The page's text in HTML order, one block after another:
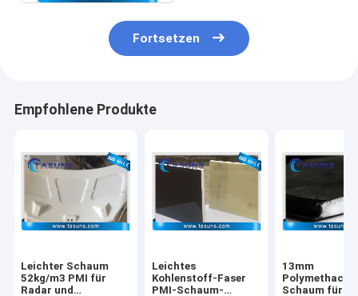
Fortsetzen
Empfohlene Produkte
Leichter Schaum
52kg/m3 PMI für
Radar und
Leichtes
Kohlenstoff-Faser
PMI-Schaum-
13mm
Schaum für